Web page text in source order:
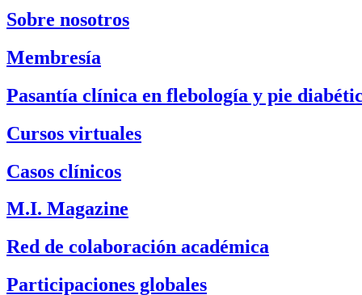
Sobre nosotros
Membresía
Pasantía clínica en flebología y pie
Cursos virtuales
Casos clínicos
M.I. Magazine
Red de colaboración académica
Participaciones globales